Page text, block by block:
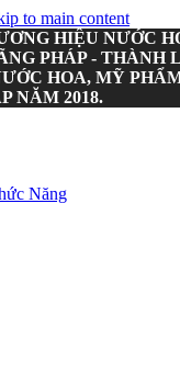
to main content
HIỆU NƯỚC
PHÁP - THÀNH
HOA, MỸ
NĂM 2018.
Năng